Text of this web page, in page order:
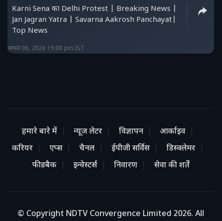
Karni Sena का Delhi Protest | Breaking News |
Jan Jagran Yatra | Savarna Aakrosh Panchayat|
Top News
अगस्त 06, 2026 19:08 pm IST
हमारे बारे में न्यूज लेटर विज्ञापन
आर्काइव
करियर
एप्स चैनल ईपीजी सर्विस
डिस्क्लेमर
फीडबैक
इन्वेस्टर्स निवारण सेवा की शर्तें
© Copyright NDTV Convergence Limited 2026. All